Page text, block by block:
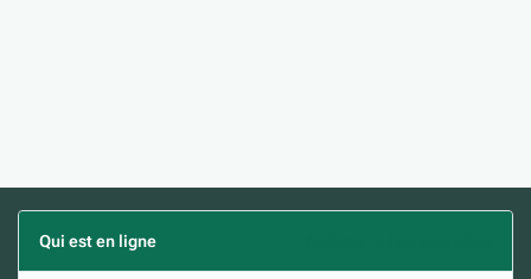
Qui est en ligne